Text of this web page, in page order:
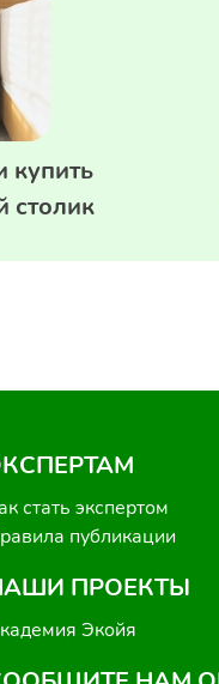
купить
столик
стать экспертом
публикации
ПРОЕКТЫ
Экойя